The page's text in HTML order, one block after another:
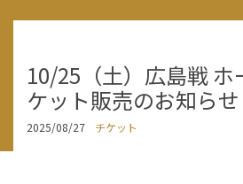
10/25（土）広島戦 ホ
ケット販売のお知らせ
2025/08/27 チケット